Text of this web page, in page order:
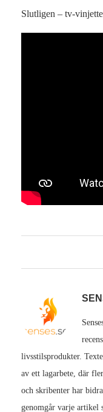
Slutligen – tv-
livsstilsprodukter.
av ett lagarbete, där
och skribenter har
genomgår varje artikel